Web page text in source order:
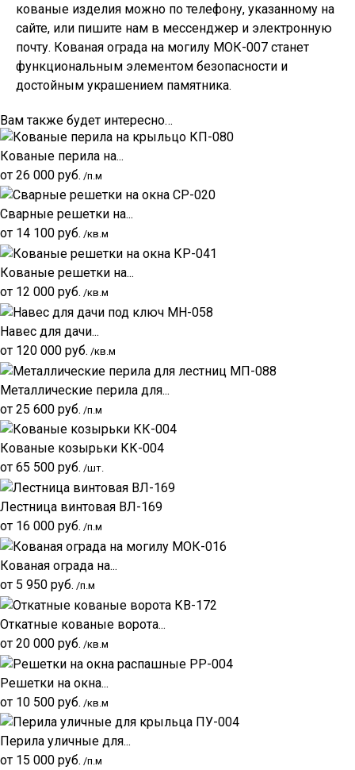
кованые изделия можно по телефону, указанному на
сайте, или пишите нам в мессенджер и электронную
почту. Кованая ограда на могилу МОК-007 станет
функциональным элементом безопасности и
достойным украшением памятника.
Вам также будет интересно…
Кованые перила на...
от 26 000 руб. /п.м
Сварные решетки на...
от 14 100 руб. /кв.м
Кованые решетки на...
от 12 000 руб. /кв.м
Навес для дачи...
от 120 000 руб. /кв.м
Металлические перила для...
от 25 600 руб. /п.м
Кованые козырьки КК-004
от 65 500 руб. /шт.
Лестница винтовая ВЛ-169
от 16 000 руб. /п.м
Кованая ограда на...
от 5 950 руб. /п.м
Откатные кованые ворота...
от 20 000 руб. /кв.м
Решетки на окна...
от 10 500 руб. /кв.м
Перила уличные для...
от 15 000 руб. /п.м